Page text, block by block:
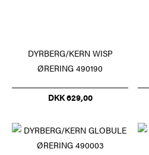
DYRBERG/KERN WISP
ØRERING 490190
DKK 629,00